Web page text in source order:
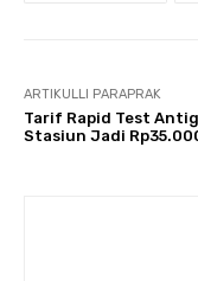
ARTIKULLI PARAPRAK
Tarif Rapid Test
Stasiun Jadi